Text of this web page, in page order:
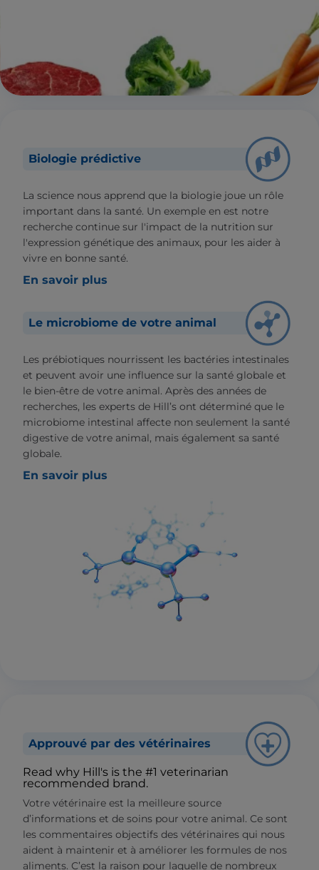
Biologie prédictive
La science nous apprend que la biologie joue un rôle
important dans la santé. Un exemple en est notre
recherche continue sur l'impact de la nutrition sur
l'expression génétique des animaux, pour les aider à
vivre en bonne santé.
En savoir plus
Le microbiome de votre animal
Les prébiotiques nourrissent les bactéries intestinales
et peuvent avoir une influence sur la santé globale et
le bien-être de votre animal. Après des années de
recherches, les experts de Hill’s ont déterminé que le
microbiome intestinal affecte non seulement la santé
digestive de votre animal, mais également sa santé
globale.
En savoir plus
Approuvé par des vétérinaires
Read why Hill's is the #1 veterinarian
recommended brand.
Votre vétérinaire est la meilleure source
d’informations et de soins pour votre animal. Ce sont
les commentaires objectifs des vétérinaires qui nous
aident à maintenir et à améliorer les formules de nos
aliments. C’est la raison pour laquelle de nombreux